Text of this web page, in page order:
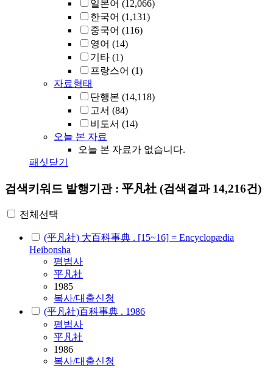
일본어 (12,066)
한국어 (1,131)
중국어 (116)
영어 (14)
기타 (1)
프랑스어 (1)
자료형태
단행본 (14,118)
고서 (84)
비도서 (14)
오늘 본 자료
오늘 본 자료가 없습니다.
패싯닫기
검색키워드 발행기관 : 平凡社 (검색결과 14,216건)
전체선택
(平凡社) 大百科事典 . [15~16] = Encyclopædia
Heibonsha
평범사
平凡社
1985
복사/대출신청
(平凡社)百科事典 . 1986
평범사
平凡社
1986
복사/대출신청